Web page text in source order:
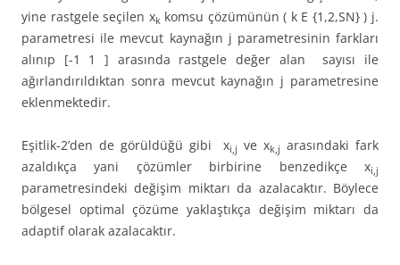
yine rastgele seçilen xkkomsu çözümünün ( k E {1,2,SN} ) j.
parametresi ile mevcut kaynağın j parametresinin farkları
alınıp [-1 1 ] arasında rastgele değer alan sayısı ile
ağırlandırıldıktan sonra mevcut kaynağın j parametresine
eklenmektedir.
Eşitlik-2’den de görüldüğü gibi xi,j ve xk,j arasındaki fark
azaldıkça yani çözümler birbirine benzedikçe xi,j
parametresindeki değişim miktarı da azalacaktır. Böylece
bölgesel optimal çözüme yaklaştıkça değişim miktarı da
adaptif olarak azalacaktır.